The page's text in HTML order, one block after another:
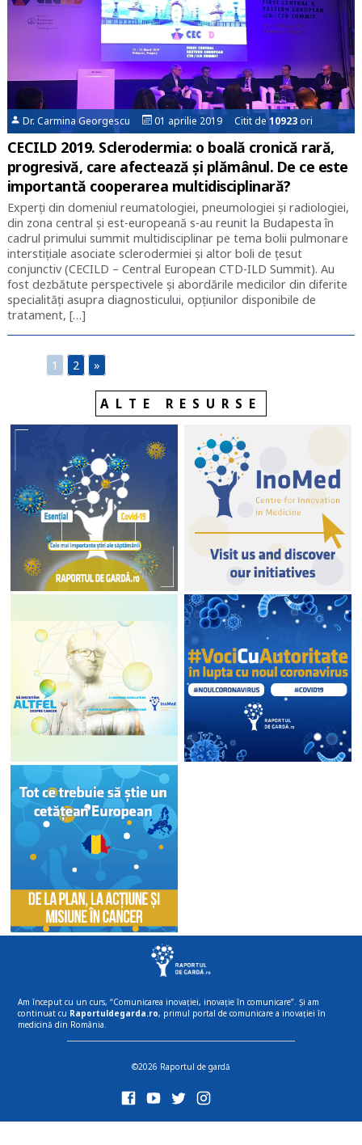
Dr. Carmina Georgescu 01 aprilie 2019 Citit de10923ori
CECILD 2019. Sclerodermia: o boală cronică rară,
progresivă, care afectează și plămânul. De ce este
importantă cooperarea multidisciplinară?
Experți din domeniul reumatologiei, pneumologiei și radiologiei,
din zona central și est-europeană s-au reunit la Budapesta în
cadrul primului summit multidisciplinar pe tema bolii pulmonare
interstițiale asociate sclerodermiei și altor boli de țesut
conjunctiv (CECILD – Central European CTD-ILD Summit). Au
fost dezbătute perspectivele și abordările medicilor din diferite
specialități asupra diagnosticului, opțiunilor disponibile de
tratament, […]
1 2 »
ALTE RESURSE
Am început cu un curs, “Comunicarea inovației, inovație în comunicare”. Și am
continuat cu Raportuldegarda.ro, primul portal de comunicare a inovației în
medicină din România.
©2026 Raportul de gardă